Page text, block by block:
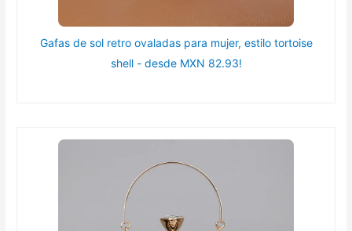
Gafas de sol retro ovaladas para mujer, estilo tortoise
shell - desde MXN 82.93!